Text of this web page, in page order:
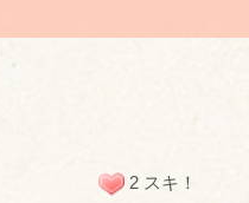
2 スキ！